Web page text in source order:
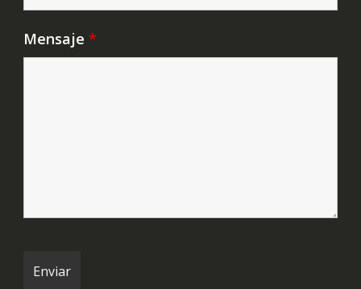
Mensaje *